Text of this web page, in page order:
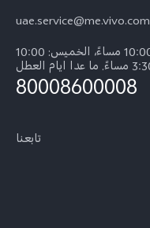
uae.service@me.vivo.com
السبت - الأربعاء : 10:00 صباحاً - 10:00 مساءً، الخميس: 10:00
80008600008
تابعنا